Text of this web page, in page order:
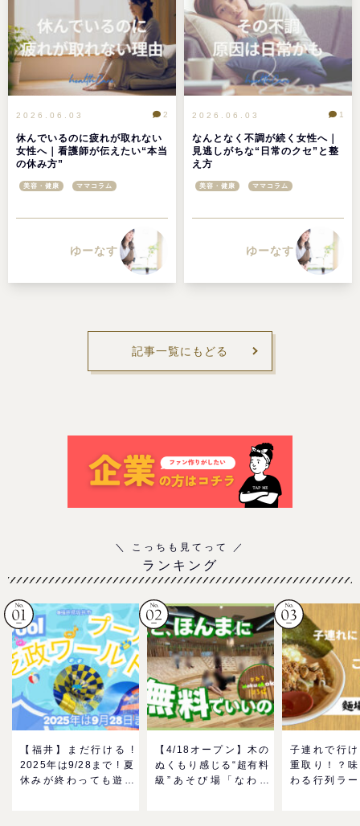
2026.06.03
休んでいるのに疲れが取れない
女性へ｜看護師が伝えたい“本当
の休み方”
2
美容・健康 ママコラム
ゆーなす
2026.06.03
なんとなく不調が続く女性へ｜
見逃しがちな“日常のクセ”と整
え方
1
美容・健康 ママコラム
ゆーなす
記事一覧にもどる
ランキング
【福井】まだ行ける !
2025年は9/28まで ! 夏
休みが終わっても遊べ
【4/18オープン】木の
ぬくもり感じる“超有料
級”あそび場「なわて
子連れで行
重取り！？
わる行列ラ